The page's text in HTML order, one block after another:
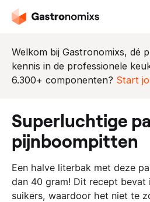
Welkom bij Gastronomixs, dé
kennis in de professionele
6.300+ componenten? Start
superluchtige parfait van
pijnboompitten
Een halve literbak met deze
dan 40 gram! Dit recept bevat
suikers, waardoor het niet te